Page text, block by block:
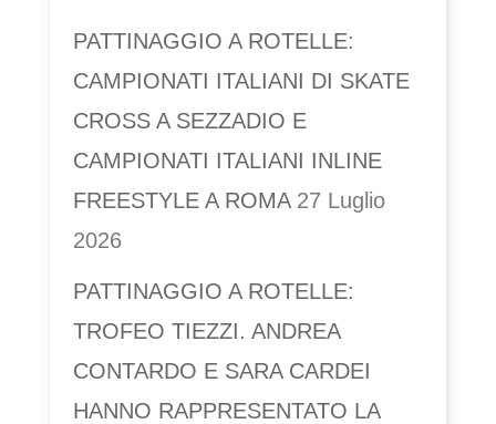
PATTINAGGIO A ROTELLE:
CAMPIONATI ITALIANI DI SKATE
CROSS A SEZZADIO E
CAMPIONATI ITALIANI INLINE
FREESTYLE A ROMA 27 Luglio
2026
PATTINAGGIO A ROTELLE:
TROFEO TIEZZI. ANDREA
CONTARDO E SARA CARDEI
HANNO RAPPRESENTATO LA